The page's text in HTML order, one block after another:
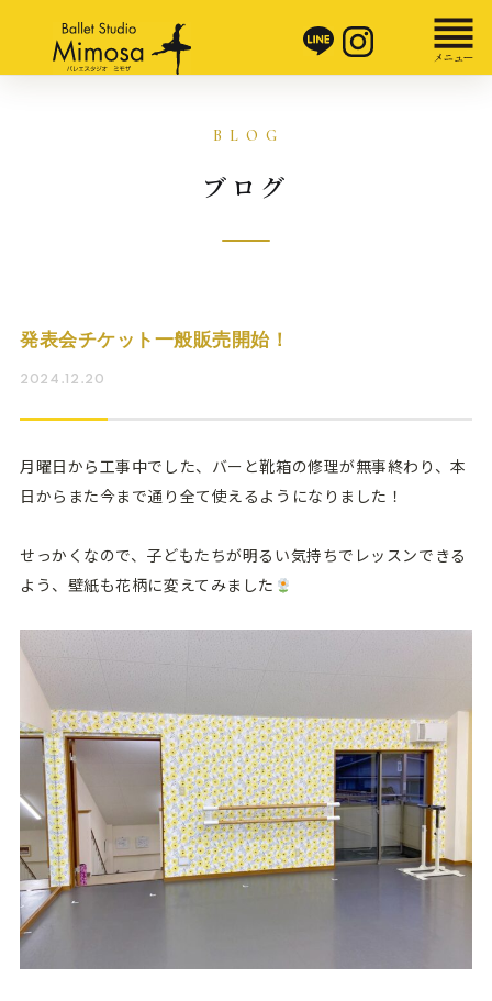
ブログ
発表会チケット一般販売開始！
2024.12.20
月曜日から工事中でした、バーと靴箱の修理が無事終わり、本
日からまた今まで通り全て使えるようになりました！
せっかくなので、子どもたちが明るい気持ちでレッスンできる
よう、壁紙も花柄に変えてみました